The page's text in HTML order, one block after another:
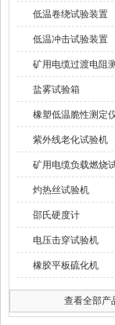
低温卷绕试验装置
低温冲击试验装置
矿用电缆过渡电阻
盐雾试验箱
橡塑低温脆性测定
紫外线老化试验机
矿用电缆负载燃烧
灼热丝试验机
邵氏硬度计
电压击穿试验机
橡胶平板硫化机
查看全部产